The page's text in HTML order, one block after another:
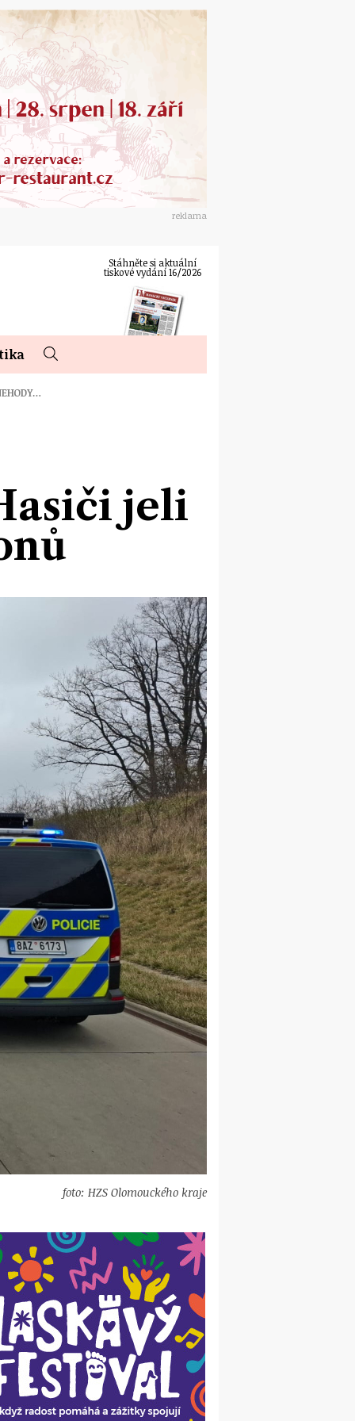
reklama
Stáhněte si aktuální
tiskové vydání 16/2026
jeli
foto: HZS Olomouckého kraje